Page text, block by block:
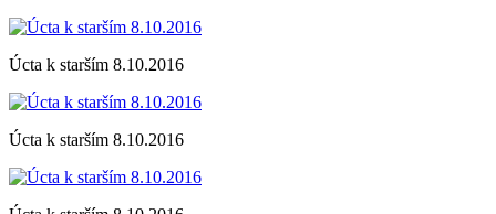
Úcta k starším 8.10.2016
Úcta k starším 8.10.2016